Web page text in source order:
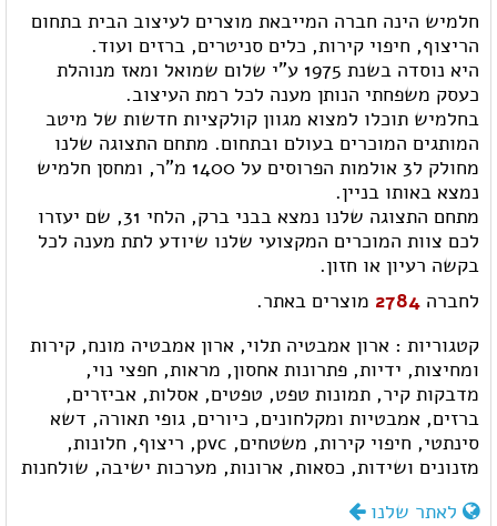
חלמיש הינה חברה המייבאת מוצרים לעיצוב הבית בתחום
הריצוף, חיפוי קירות, כלים סניטרים, ברזים ועוד.
היא נוסדה בשנת 1975 ע"י שלום שמואל ומאז מנוהלת
כעסק משפחתי הנותן מענה לכל רמת העיצוב.
בחלמיש תוכלו למצוא מגוון קולקציות חדשות של מיטב
המותגים המוכרים בעולם ובתחום. מתחם התצוגה שלנו
מחולק ל3 אולמות הפרוסים על 1400 מ"ר, ומחסן חלמיש
נמצא באותו בניין.
מתחם התצוגה שלנו נמצא בבני ברק, הלחי 31, שם יעזרו
לכם צוות המוכרים המקצועי שלנו שיודע לתת מענה לכל
בקשה רעיון או חזון.
לחברה 2784 מוצרים באתר.
קטגוריות : ארון אמבטיה תלוי, ארון אמבטיה מונח, קירות
ומחיצות, ידיות, פתרונות אחסון, מראות, חפצי נוי,
מדבקות קיר, תמונות טפט, טפטים, אסלות, אביזרים,
ברזים, אמבטיות ומקלחונים, כיורים, גופי תאורה, דשא
סינתטי, חיפוי קירות, משטחים, pvc, ריצוף, חלונות,
מזנונים ושידות, כסאות, ארונות, מערכות ישיבה, שולחנות
לאתר שלנו